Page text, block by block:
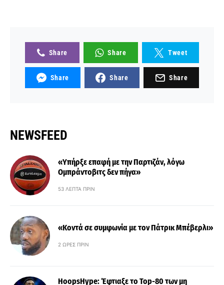
Share Share Tweet
Share Share Share
NEWSFEED
«Υπήρξε επαφή με την Παρτιζάν, λόγω
Ομπράντοβιτς δεν πήγα»
53 ΛΕΠΤΆ ΠΡΙΝ
«Κοντά σε συμφωνία με τον Πάτρικ Μπέβερλι»
2 ΏΡΕΣ ΠΡΙΝ
HoopsHype: Έφτιαξε το Top-80 των μη